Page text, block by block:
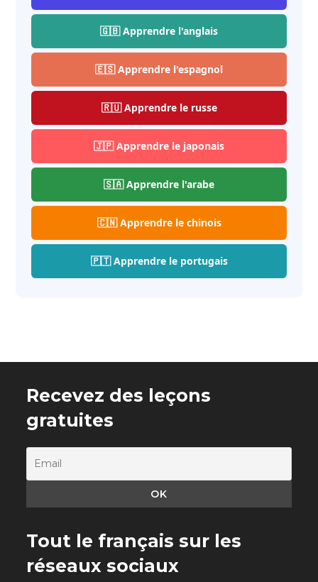
🇬🇧 Apprendre l'anglais
🇪🇸 Apprendre l'espagnol
🇷🇺 Apprendre le russe
🇯🇵 Apprendre le japonais
🇸🇦 Apprendre l'arabe
🇨🇳 Apprendre le chinois
🇵🇹 Apprendre le portugais
Recevez des leçons
gratuites
Tout le français sur les
réseaux sociaux